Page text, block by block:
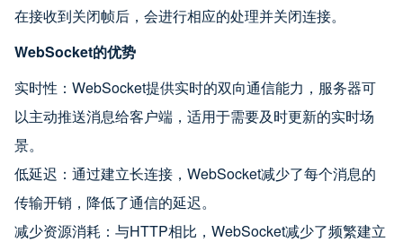
在接收到关闭帧后，会进行相应的处理并关闭连接。
WebSocket的优势
实时性：WebSocket提供实时的双向通信能力，服务器可
以主动推送消息给客户端，适用于需要及时更新的实时场
景。
低延迟：通过建立长连接，WebSocket减少了每个消息的
传输开销，降低了通信的延迟。
减少资源消耗：与HTTP相比，WebSocket减少了频繁建立